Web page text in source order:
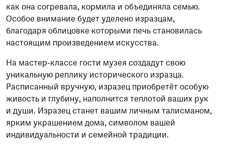
как она согревала, кормила и объединяла семью.
Особое внимание будет уделено изразцам,
благодаря облицовке которыми печь становилась
настоящим произведением искусства.
На мастер-классе гости музея создадут свою
уникальную реплику исторического изразца.
Расписанный вручную, изразец приобретёт особую
живость и глубину, наполнится теплотой ваших рук
и души. Изразец станет вашим личным талисманом,
ярким украшением дома, символом вашей
индивидуальности и семейной традиции.